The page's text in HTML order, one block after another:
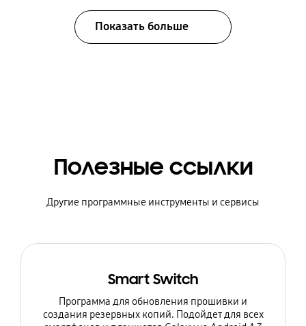
Показать больше
Полезные ссылки
Другие программные инструменты и сервисы
Smart Switch
Программа для обновления прошивки и
создания резервных копий. Подойдет для всех